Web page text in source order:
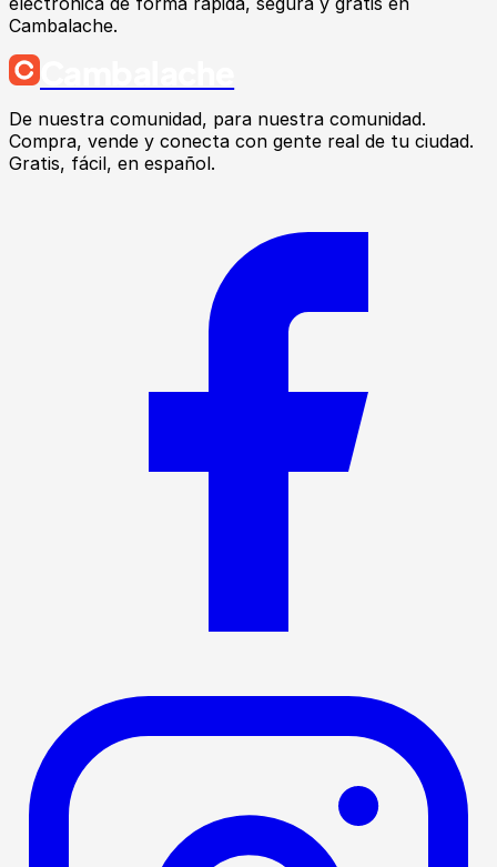
Cambalache.
De nuestra comunidad, para nuestra comunidad.
Compra, vende y conecta con gente real de tu ciudad.
Gratis, fácil, en español.